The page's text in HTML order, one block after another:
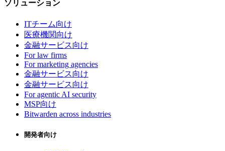
ソリューション
ITチーム向け
医療機関向け
金融サービス向け
For law firms
For marketing agencies
金融サービス向け
金融サービス向け
For agentic AI security
MSP向け
Bitwarden across industries
開発者向け